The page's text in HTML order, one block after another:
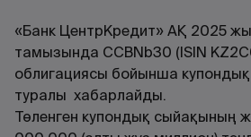
«Банк ЦентрКредит» АҚ 2025
тамызында CCBNb30 (ISIN
облигациясы бойынша купондық
туралы хабарлайды.
Төленген купондық сыйақының